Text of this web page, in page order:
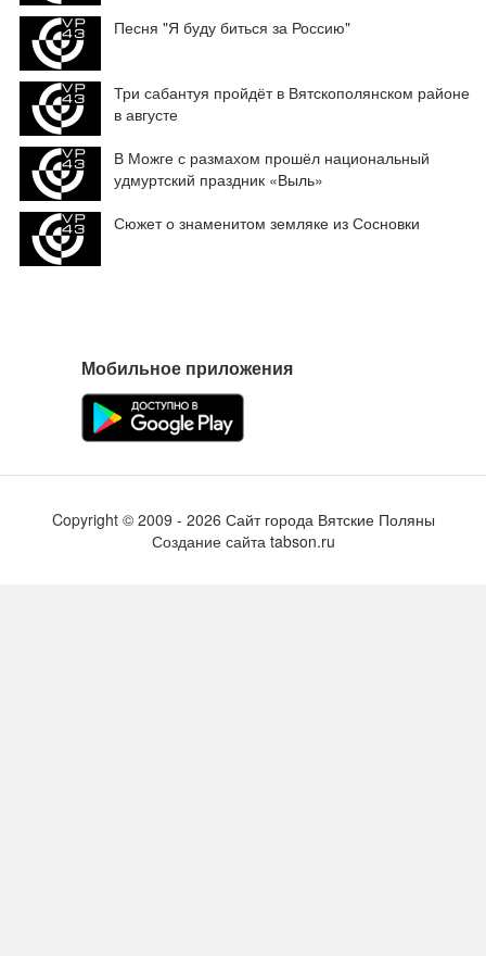
Песня "Я буду биться за Россию"
Три сабантуя пройдёт в Вятскополянском районе
в августе
В Можге с размахом прошёл национальный
удмуртский праздник «Выль»
Сюжет о знаменитом земляке из Сосновки
Мобильное приложения
Copyright © 2009 - 2026 Сайт города Вятские Поляны
Создание сайта tabson.ru